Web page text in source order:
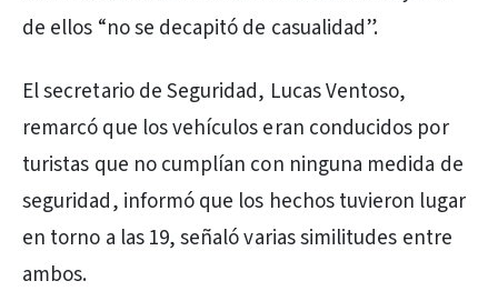
de ellos “no se decapitó de casualidad”.
El secretario de Seguridad, Lucas Ventoso,
remarcó que los vehículos eran conducidos por
turistas que no cumplían con ninguna medida de
seguridad, informó que los hechos tuvieron lugar
en torno a las 19, señaló varias similitudes entre
ambos.